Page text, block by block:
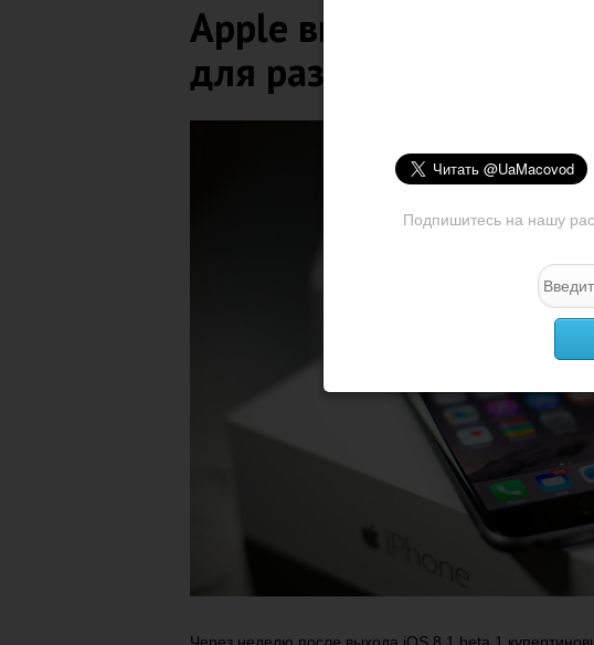
Подпишитесь на нашу
Apple выпустила
для разработчиков